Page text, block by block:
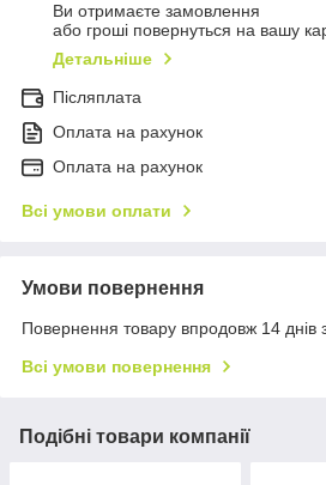
Ви отримаєте замовлення
або гроші повернуться на вашу
Детальніше
Післяплата
Оплата на рахунок
Оплата на рахунок
Всі умови оплати
Умови повернення
Повернення товару впродовж 14 днів
Всі умови повернення
Подібні товари компанії